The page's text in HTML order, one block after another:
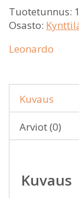
Tuotetunnus:
Osasto:
Leonardo
Kuvaus
Arviot (0)
Kuvaus